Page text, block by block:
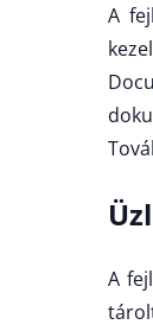
A
A